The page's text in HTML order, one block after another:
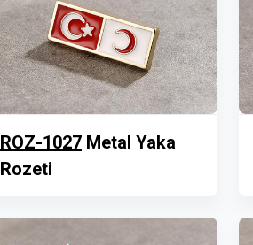
ROZ-1027 Metal Yaka
Rozeti